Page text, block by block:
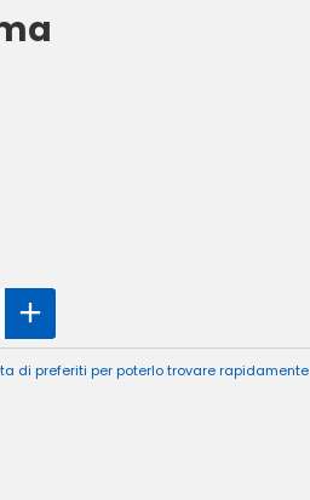
di preferiti per poterlo trovare rapidamente